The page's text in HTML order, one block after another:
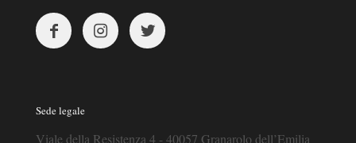
Sede legale
Viale della Resistenza 4 - 40057 Granarolo dell’Emilia